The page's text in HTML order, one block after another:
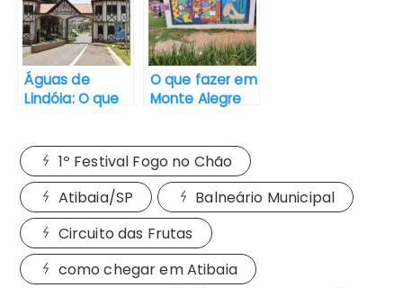
Águas de
Lindóia: O que
O que fazer em
Monte Alegre
1º Festival Fogo no Chão
Atibaia/SP
Balneário Municipal
Circuito das Frutas
como chegar em Atibaia